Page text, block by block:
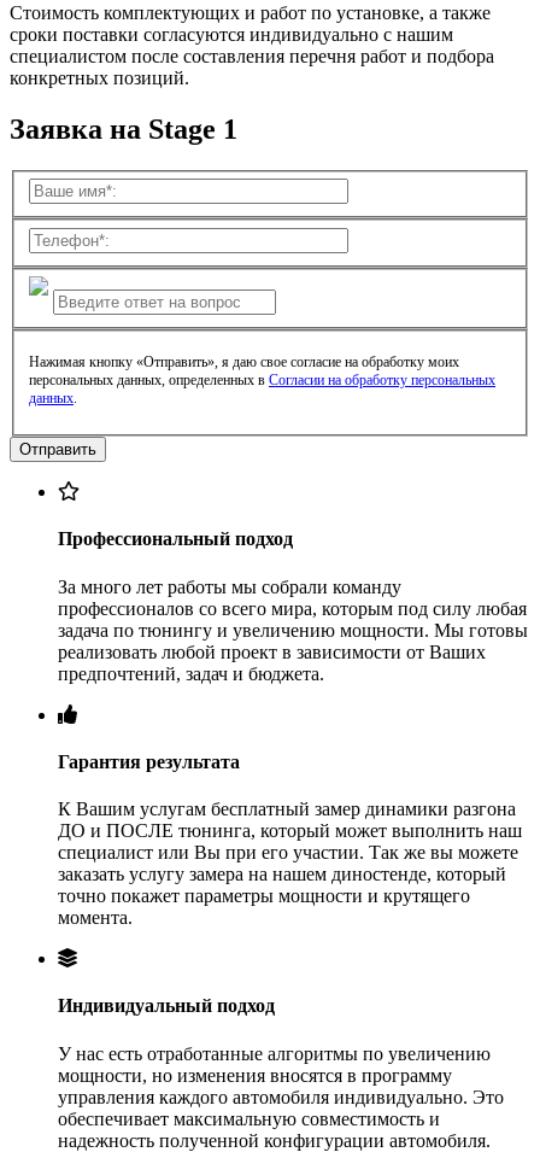
Стоимость комплектующих и работ по установке, а также
сроки поставки согласуются индивидуально с нашим
специалистом после составления перечня работ и подбора
конкретных позиций.
Заявка на Stage 1
Нажимая кнопку «Отправить», я даю свое согласие на обработку моих
персональных данных, определенных в Согласии на обработку персональных
данных.
Профессиональный подход
За много лет работы мы собрали команду
профессионалов со всего мира, которым под силу любая
задача по тюнингу и увеличению мощности. Мы готовы
реализовать любой проект в зависимости от Ваших
предпочтений, задач и бюджета.
Гарантия результата
К Вашим услугам бесплатный замер динамики разгона
ДО и ПОСЛЕ тюнинга, который может выполнить наш
специалист или Вы при его участии. Так же вы можете
заказать услугу замера на нашем диностенде, который
точно покажет параметры мощности и крутящего
момента.
Индивидуальный подход
У нас есть отработанные алгоритмы по увеличению
мощности, но изменения вносятся в программу
управления каждого автомобиля индивидуально. Это
обеспечивает максимальную совместимость и
надежность полученной конфигурации автомобиля.